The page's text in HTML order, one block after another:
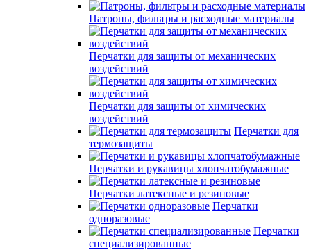
Патроны, фильтры и расходные материалы
Перчатки для защиты от механических
воздействий
Перчатки для защиты от химических
воздействий
Перчатки для
термозащиты
Перчатки и рукавицы хлопчатобумажные
Перчатки латексные и резиновые
Перчатки
одноразовые
Перчатки
специализированные